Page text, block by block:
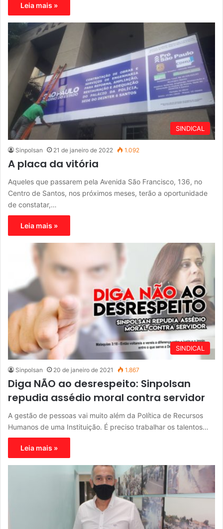
Leia mais »
SINDICAL
Sinpolsan 21 de janeiro de 2022 1.092
A placa da vitória
Aqueles que passarem pela Avenida São Francisco, 136, no
Centro de Santos, nos próximos meses, terão a oportunidade
de constatar,…
Leia mais »
SINDICAL
Sinpolsan 20 de janeiro de 2021 1.867
Diga NÃO ao desrespeito: Sinpolsan
repudia assédio moral contra servidor
A gestão de pessoas vai muito além da Política de Recursos
Humanos de uma Instituição. É preciso trabalhar os talentos…
Leia mais »